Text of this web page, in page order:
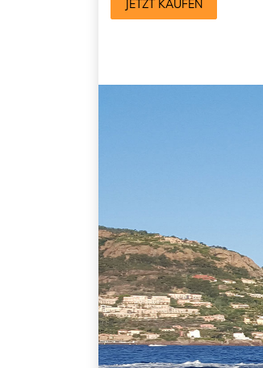
JETZT KAUFEN